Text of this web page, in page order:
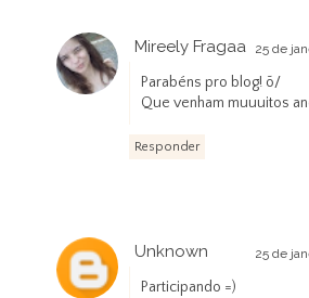
Mireely Fragaa 25 de
Parabéns pro blog! õ/
Que venham muuuitos
Responder
Unknown 25 de
Participando =)